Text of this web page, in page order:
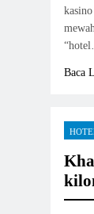
Baca